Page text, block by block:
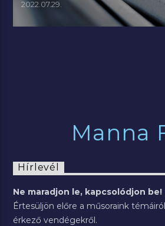
2022.07.29.
Manna
Hírlevél
Ne maradjon le, kapcsolódjon be!
Értesüljön előre a műsoraink
érkező vendégekről.